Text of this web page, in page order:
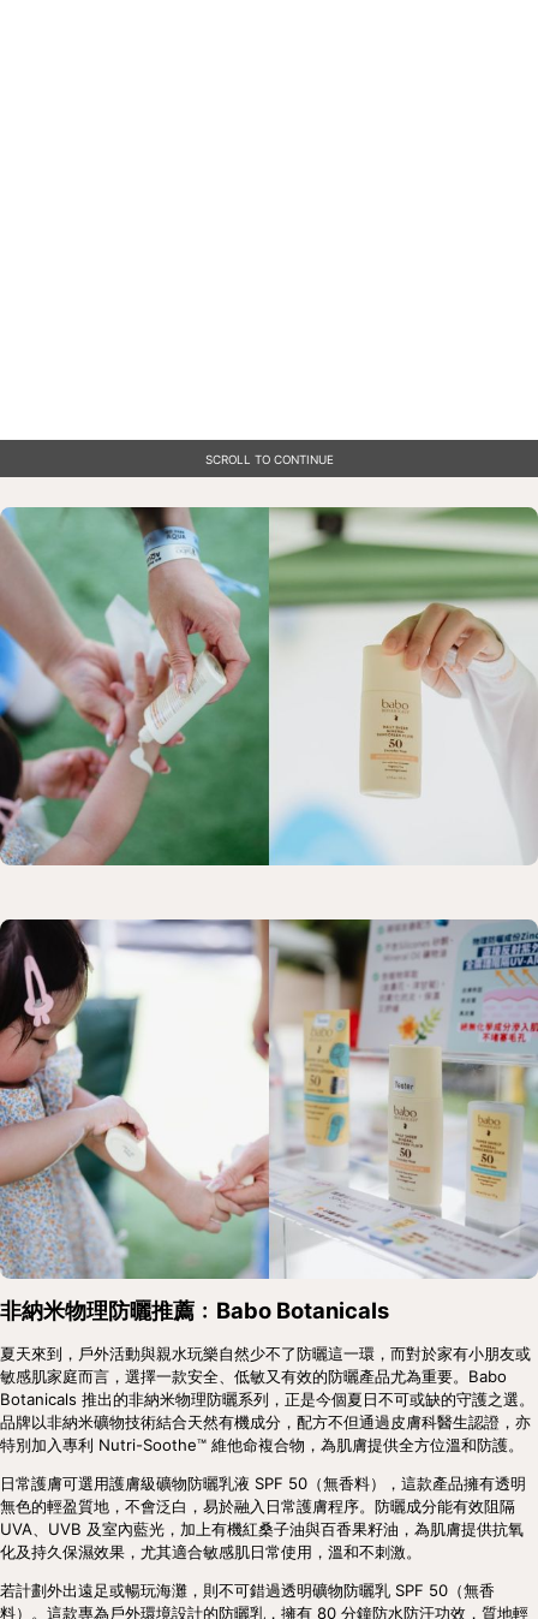
SCROLL TO CONTINUE
非納米物理防曬推薦﹕Babo Botanicals
夏天來到，戶外活動與親水玩樂自然少不了防曬這一環，而對於家有小朋友或
敏感肌家庭而言，選擇一款安全、低敏又有效的防曬產品尤為重要。Babo
Botanicals 推出的非納米物理防曬系列，正是今個夏日不可或缺的守護之選。
品牌以非納米礦物技術結合天然有機成分，配方不但通過皮膚科醫生認證，亦
特別加入專利 Nutri-Soothe™ 維他命複合物，為肌膚提供全方位溫和防護。
日常護膚可選用護膚級礦物防曬乳液 SPF 50（無香料），這款產品擁有透明
無色的輕盈質地，不會泛白，易於融入日常護膚程序。防曬成分能有效阻隔
UVA、UVB 及室內藍光，加上有機紅桑子油與百香果籽油，為肌膚提供抗氧
化及持久保濕效果，尤其適合敏感肌日常使用，溫和不刺激。
若計劃外出遠足或暢玩海灘，則不可錯過透明礦物防曬乳 SPF 50（無香
料）。這款專為戶外環境設計的防曬乳，擁有 80 分鐘防水防汗功效，質地輕